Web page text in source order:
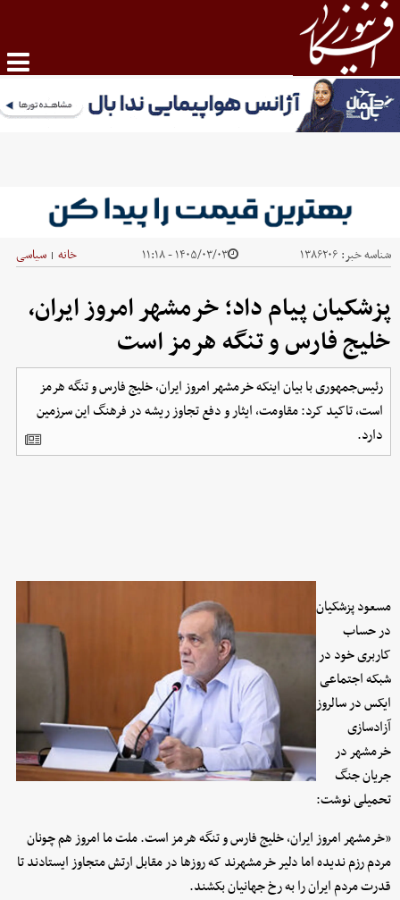
شناسه خبر: ۱۳۸۶۲۰۶ ۱۴۰۵/۰۳/۰۳ - ۱۱:۱۸ خانه | سیاسی
پزشکیان پیام داد؛ خرمشهر امروز ایران،
خلیج فارس و تنگه هرمز است
رئیس‌جمهوری با بیان اینکه خرمشهر امروز ایران، خلیج فارس و تنگه هرمز
است، تاکید کرد: مقاومت، ایثار و دفع تجاوز ریشه در فرهنگ این سرزمین
دارد.
مسعود پزشکیان
در حساب
کاربری خود در
شبکه اجتماعی
ایکس در سالروز
آزادسازی
خرمشهر در
جریان جنگ
تحمیلی نوشت:
«خرمشهر امروز ایران، خلیج فارس و تنگه هرمز است. ملت ما امروز هم چونان
مردم رزم ندیده اما دلیر خرمشهرند که روزها در مقابل ارتش متجاوز ایستادند تا
قدرت مردم ایران را به رخ جهانیان بکشند.